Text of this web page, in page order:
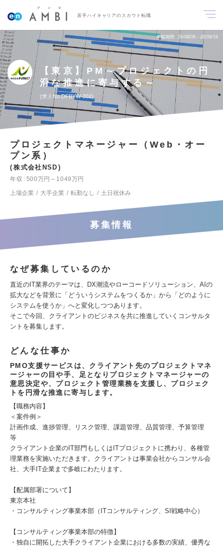
若手ハイキャリアのスカウト転職
掲載期間 26/08/06～26/08/19
【東京】PM～プロジェクトの円
滑な推進に寄与する～
求人No.DFBYW-002
プロジェクトマネージャー（Web・オー
プン系）
株式会社NSD
年収
500万円～1049万円
上場企業
大手企業 転勤なし 土日祝休み
募集情報
なぜ募集しているのか
直近のIT業界のテーマは、DX潮流やローコードソリューション、AIの
拡大などを背景に「どういうシステムをつくるか」から「どのように
システムを使うか」へと変化しつつあります。
そこで今回、クライアントのビジネスを共に推進していくコンサルタ
ントを募集します。
どんな仕事か
PMO支援サービスは、クライアント先のプロジェクトマネ
ージャーの目や手、足となりプロジェクトマネージャーの
意思決定や、プロジェクト管理業務を支援し、プロジェク
トを円滑な推進に寄与します。
【職務内容】
＜案件例＞
計画作成、進捗管理、リスク管理、課題管理、品質管理、予算管理
等
クライアント企業のIT部門もしくはITプロジェクトに携わり、各種管
理業務を実施いただきます。クライアントは事業会社からコンサル会
社、大手IT企業まで多岐にわたります。
【配属部署について】
東京本社
・コンサルティング事業本部（ITコンサルティング、SI戦略中心）
【コンサルティング事業本部の特徴】
・独自に開拓した大手クライアント企業における多数の実績、優秀な